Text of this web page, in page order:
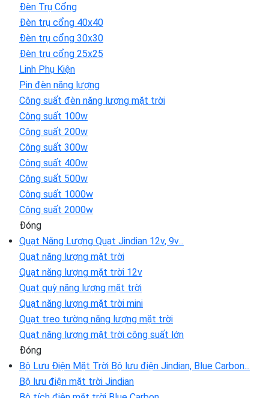
Đèn Trụ Cổng
Đèn trụ cổng 40x40
Đèn trụ cổng 30x30
Đèn trụ cổng 25x25
Linh Phụ Kiện
Pin đèn năng lượng
Công suất đèn năng lượng mặt trời
Công suất 100w
Công suất 200w
Công suất 300w
Công suất 400w
Công suất 500w
Công suất 1000w
Công suất 2000w
Đóng
Quạt Năng Lượng Quạt Jindian 12v, 9v...
Quạt năng lượng mặt trời
Quạt năng lượng mặt trời 12v
Quạt quỳ năng lượng mặt trời
Quạt năng lượng mặt trời mini
Quạt treo tường năng lượng mặt trời
Quạt năng lượng mặt trời công suất lớn
Đóng
Bộ Lưu Điện Mặt Trời Bộ lưu điện Jindian, Blue Carbon...
Bộ lưu điện mặt trời Jindian